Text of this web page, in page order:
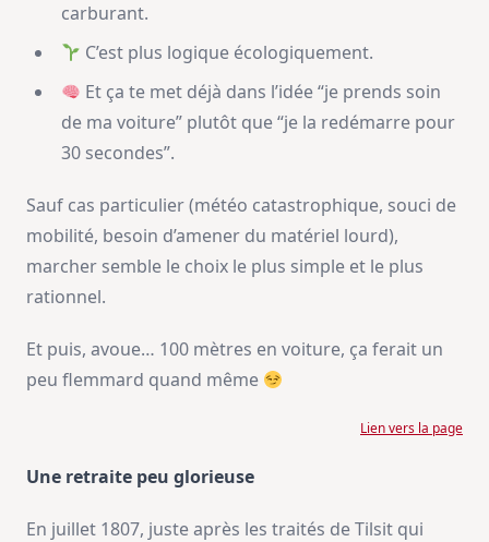
carburant.
C’est plus logique écologiquement.
Et ça te met déjà dans l’idée “je prends soin
de ma voiture” plutôt que “je la redémarre pour
30 secondes”.
Sauf cas particulier (météo catastrophique, souci de
mobilité, besoin d’amener du matériel lourd),
marcher semble le choix le plus simple et le plus
rationnel.
Et puis, avoue… 100 mètres en voiture, ça ferait un
peu flemmard quand même
Lien vers la page
Une retraite peu glorieuse
En juillet 1807, juste après les traités de Tilsit qui